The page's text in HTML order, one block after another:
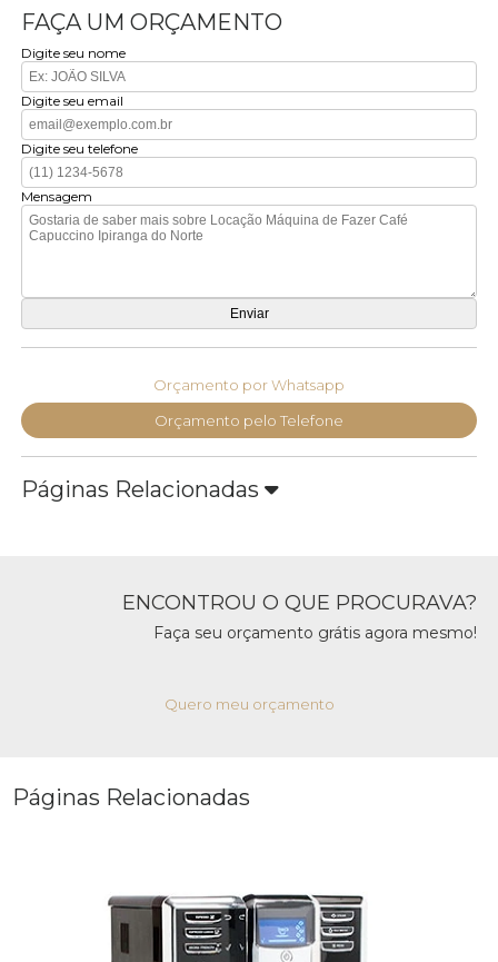
FAÇA UM ORÇAMENTO
Digite seu nome
Digite seu email
Digite seu telefone
Mensagem
Orçamento por Whatsapp
Orçamento pelo Telefone
Páginas Relacionadas
ENCONTROU O QUE PROCURAVA?
Faça seu orçamento grátis agora mesmo!
Quero meu orçamento
Páginas Relacionadas